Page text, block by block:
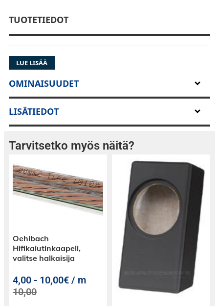
TUOTETIEDOT
LUE LISÄÄ
OMINAISUUDET
LISÄTIEDOT
Tarvitsetko myös näitä?
Oehlbach
Hifikaiutinkaapeli,
valitse halkaisija
4,00 - 10,00€ / m
10,00